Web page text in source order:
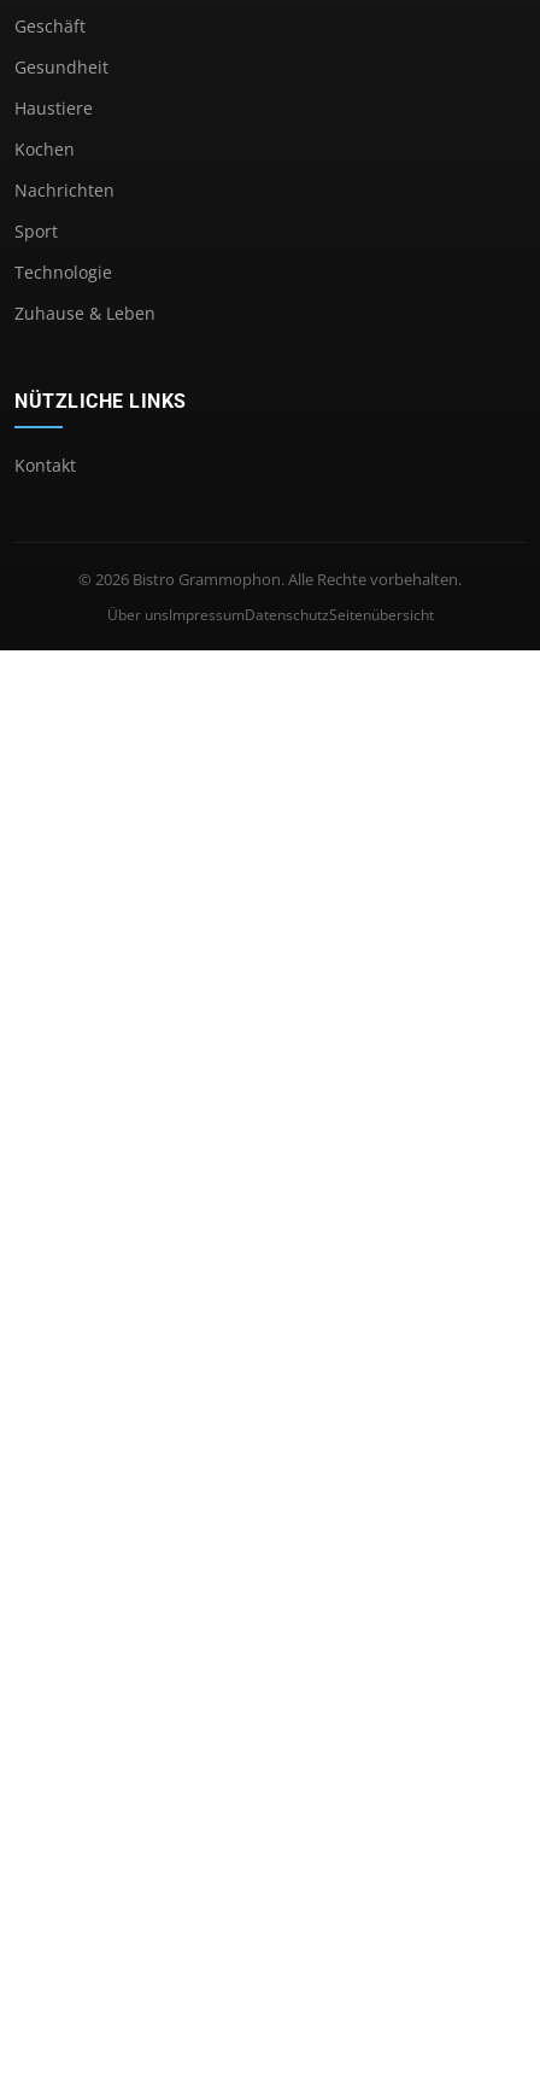
Geschäft
Gesundheit
Haustiere
Kochen
Nachrichten
Sport
Technologie
Zuhause & Leben
NÜTZLICHE LINKS
Kontakt
© 2026 Bistro Grammophon. Alle Rechte vorbehalten.
Über unsImpressumDatenschutzSeitenübersicht